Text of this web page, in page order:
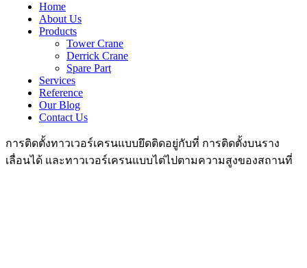
Home
About Us
Products
Tower Crane
Derrick Crane
Spare Part
Services
Reference
Our Blog
Contact Us
การติดตั้งทาวเวอร์เครนแบบยึดติดอยู่กับที่ การติดตั้งบนราง
เลื่อนได้ และทาวเวอร์เครนแบบไต่ไปตามความสูงของสถานที่